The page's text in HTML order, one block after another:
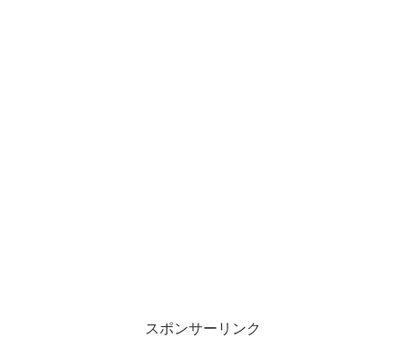
スポンサーリンク